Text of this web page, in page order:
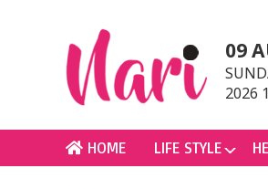
09
2026
HOME LIFE STYLE